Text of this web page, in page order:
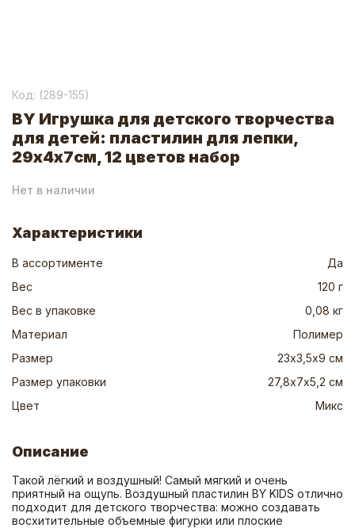
Код: (289-155)
BY Игрушка для детского творчества
для детей: пластилин для лепки,
29х4х7см, 12 цветов набор
Нет в наличии
Характеристики
В ассортименте
Да
Вес
120 г
Вес в упаковке
0,08 кг
Материал
Полимер
Размер
23х3,5х9 см
Размер упаковки
27,8х7х5,2 см
Цвет
Микс
Описание
Такой лёгкий и воздушный! Самый мягкий и очень
приятный на ощупь. Воздушный пластилин BY KIDS отлично
подходит для детского творчества: можно создавать
восхитительные объемные фигурки или плоские